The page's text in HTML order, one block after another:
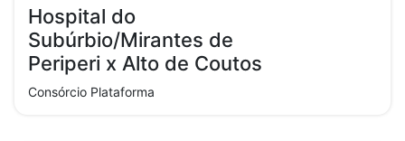
Hospital do
Subúrbio/Mirantes de
Periperi x Alto de Coutos
Consórcio Plataforma